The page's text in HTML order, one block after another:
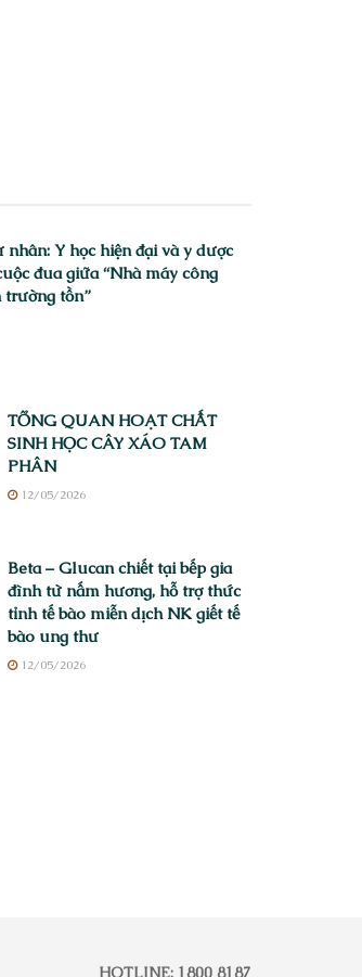
Y học hiện đại và y dược
đua giữa “Nhà máy công
trường tồn”
TỔNG QUAN HOẠT CHẤT
SINH HỌC CÂY XÁO TAM
PHÂN
12/05/2026
Beta – Glucan chiết tại bếp gia
đình từ nấm hương, hỗ trợ thức
tỉnh tế bào miễn dịch NK giết tế
bào ung thư
12/05/2026
HOTLINE: 1800 8187